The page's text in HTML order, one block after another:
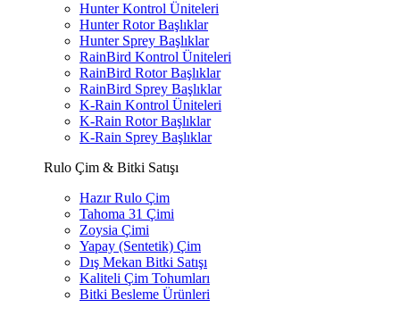
Hunter Kontrol Üniteleri
Hunter Rotor Başlıklar
Hunter Sprey Başlıklar
RainBird Kontrol Üniteleri
RainBird Rotor Başlıklar
RainBird Sprey Başlıklar
K-Rain Kontrol Üniteleri
K-Rain Rotor Başlıklar
K-Rain Sprey Başlıklar
Rulo Çim & Bitki Satışı
Hazır Rulo Çim
Tahoma 31 Çimi
Zoysia Çimi
Yapay (Sentetik) Çim
Dış Mekan Bitki Satışı
Kaliteli Çim Tohumları
Bitki Besleme Ürünleri